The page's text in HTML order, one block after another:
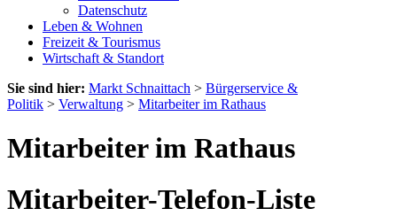
Datenschutz
Leben & Wohnen
Freizeit & Tourismus
Wirtschaft & Standort
Sie sind hier: Markt Schnaittach > Bürgerservice &
Politik > Verwaltung > Mitarbeiter im Rathaus
Mitarbeiter im Rathaus
Mitarbeiter-Telefon-Liste